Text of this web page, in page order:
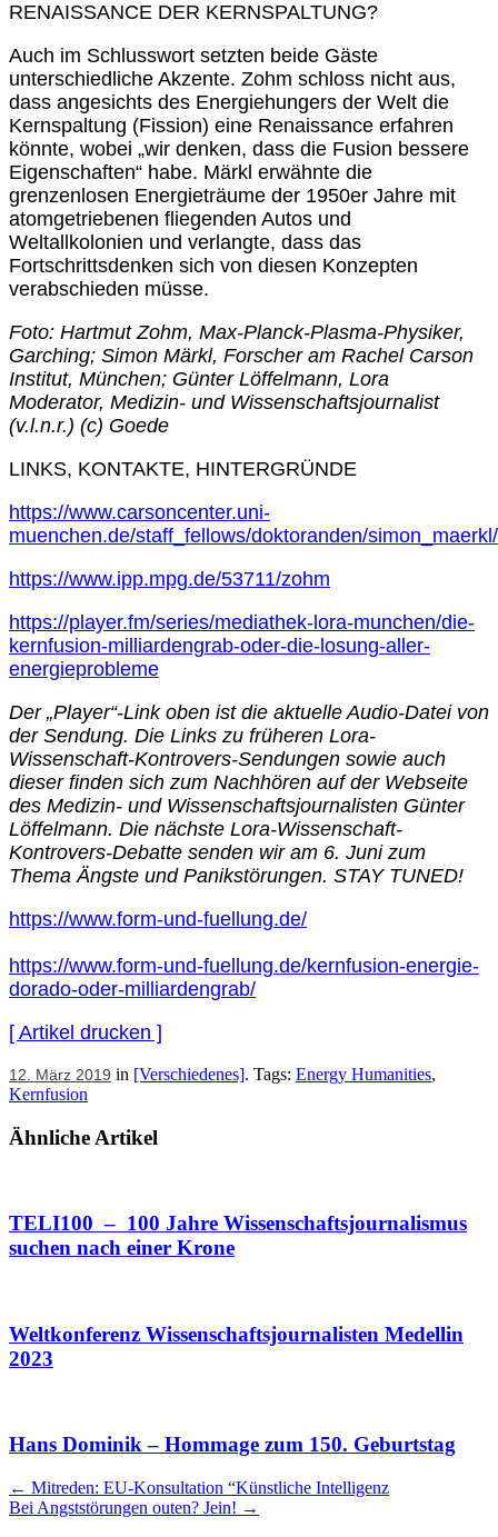
RENAISSANCE DER KERNSPALTUNG?
Auch im Schlusswort setzten beide Gäste
unterschiedliche Akzente. Zohm schloss nicht aus,
dass angesichts des Energiehungers der Welt die
Kernspaltung (Fission) eine Renaissance erfahren
könnte, wobei „wir denken, dass die Fusion bessere
Eigenschaften“ habe. Märkl erwähnte die
grenzenlosen Energieträume der 1950er Jahre mit
atomgetriebenen fliegenden Autos und
Weltallkolonien und verlangte, dass das
Fortschrittsdenken sich von diesen Konzepten
verabschieden müsse.
Foto: Hartmut Zohm, Max-Planck-Plasma-Physiker,
Garching; Simon Märkl, Forscher am Rachel Carson
Institut, München; Günter Löffelmann, Lora
Moderator, Medizin- und Wissenschaftsjournalist
(v.l.n.r.) (c) Goede
LINKS, KONTAKTE, HINTERGRÜNDE
https://www.carsoncenter.uni-
muenchen.de/staff_fellows/doktoranden/
https://www.ipp.mpg.de/53711/zohm
https://player.fm/series/mediathek-lora-munchen/die-
kernfusion-milliardengrab-oder-die-losung-aller-
energieprobleme
Der „Player“-Link oben ist die aktuelle Audio-Datei von
der Sendung. Die Links zu früheren Lora-
Wissenschaft-Kontrovers-Sendungen sowie auch
dieser finden sich zum Nachhören auf der Webseite
des Medizin- und Wissenschaftsjournalisten Günter
Löffelmann. Die nächste Lora-Wissenschaft-
Kontrovers-Debatte senden wir am 6. Juni zum
Thema Ängste und Panikstörungen. STAY TUNED!
https://www.form-und-fuellung.de/
https://www.form-und-fuellung.de/kernfusion-energie-
dorado-oder-milliardengrab/
[ Artikel drucken ]
12. März 2019 in [Verschiedenes]. Tags: Energy Humanities,
Kernfusion
Ähnliche Artikel
TELI100 – 100 Jahre Wissenschaftsjournalismus
suchen nach einer Krone
Weltkonferenz Wissenschaftsjournalisten Medellin
2023
Hans Dominik – Hommage zum 150. Geburtstag
Artikel
Navigation
← Mitreden: EU-Konsultation “Künstliche Intelligenz
Bei Angststörungen outen? Jein! →